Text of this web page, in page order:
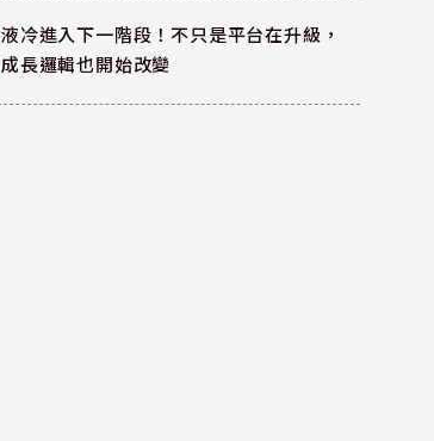
液冷進入下一階段！不只是平台在升級，
成長邏輯也開始改變